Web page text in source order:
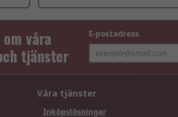
våra
tjänster
E-postadress
Våra tjänster
Inköpslösningar